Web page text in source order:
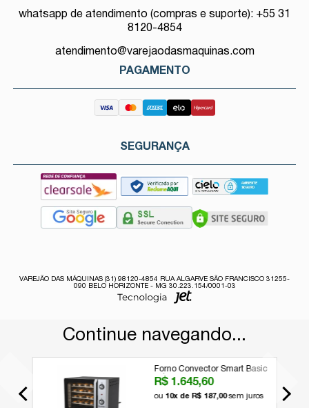
whatsapp de atendimento (compras e suporte): +55 31
8120-4854
atendimento@varejaodasmaquinas.com
PAGAMENTO
SEGURANÇA
VAREJÃO DAS MÁQUINAS (31) 98120-4854 RUA ALGARVE SÃO FRANCISCO 31255-
090 BELO HORIZONTE - MG 30.223.154/0001-03